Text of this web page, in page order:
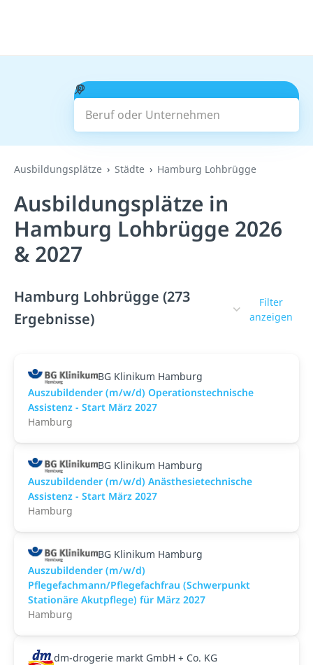
Beruf oder Unternehmen
Suchen
Ausbildungsplätze Städte Hamburg Lohbrügge
Ausbildungsplätze in
Hamburg Lohbrügge 2026
& 2027
Hamburg Lohbrügge (273
Ergebnisse)
Filter
anzeigen
BG Klinikum Hamburg
Auszubildender (m/w/d) Operationstechnische
Assistenz - Start März 2027
Hamburg
BG Klinikum Hamburg
Auszubildender (m/w/d) Anästhesietechnische
Assistenz - Start März 2027
Hamburg
BG Klinikum Hamburg
Auszubildender (m/w/d)
Pflegefachmann/Pflegefachfrau (Schwerpunkt
Stationäre Akutpflege) für März 2027
Hamburg
dm-drogerie markt GmbH + Co. KG